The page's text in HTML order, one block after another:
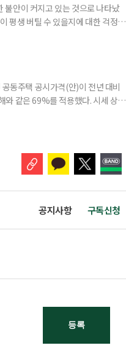
불안이 커지고 있는 것으로 나타났
평생 버틸 수 있을지에 대한 걱정이
벌애틀랜틱이 발표한 ‘
동주택 공시가격(안)이 전년 대비
와 같은 69%를 적용했다. 시세 상승
공지사항 구독신청